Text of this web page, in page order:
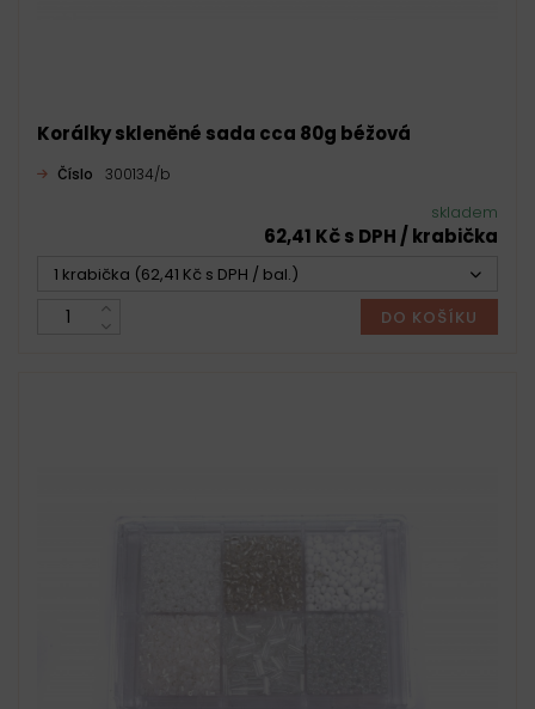
Korálky skleněné sada cca 80g béžová
Číslo 300134/b
skladem
62,41 Kč s DPH / krabička
1 krabička (62,41 Kč s DPH / bal.)
DO KOŠÍKU